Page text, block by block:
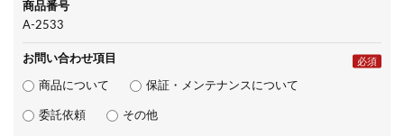
商品番号
A-2533
お問い合わせ項目 必須
商品について 保証・メンテナンスについて
委託依頼 その他